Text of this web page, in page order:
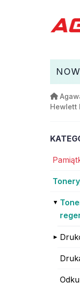
Hewlett